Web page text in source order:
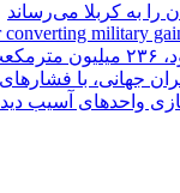
را به کربلا می‌رساند
military
بحران جهانی، با
واحدهای آسیب